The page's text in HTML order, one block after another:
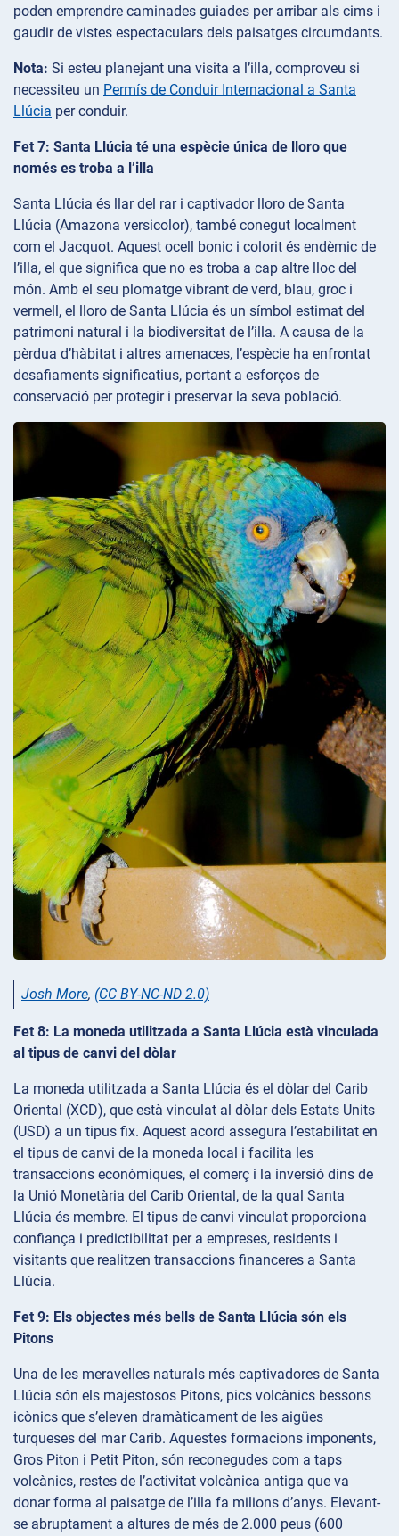
poden emprendre caminades guiades per arribar als cims i
gaudir de vistes espectaculars dels paisatges circumdants.
Nota: Si esteu planejant una visita a l’illa, comproveu si
necessiteu un Permís de Conduir Internacional a Santa
Llúcia per conduir.
Fet 7: Santa Llúcia té una espècie única de lloro que
només es troba a l’illa
Santa Llúcia és llar del rar i captivador lloro de Santa
Llúcia (Amazona versicolor), també conegut localment
com el Jacquot. Aquest ocell bonic i colorit és endèmic de
l’illa, el que significa que no es troba a cap altre lloc del
món. Amb el seu plomatge vibrant de verd, blau, groc i
vermell, el lloro de Santa Llúcia és un símbol estimat del
patrimoni natural i la biodiversitat de l’illa. A causa de la
pèrdua d’hàbitat i altres amenaces, l’espècie ha enfrontat
desafiaments significatius, portant a esforços de
conservació per protegir i preservar la seva població.
Josh More, (CC BY-NC-ND 2.0)
Fet 8: La moneda utilitzada a Santa Llúcia està vinculada
al tipus de canvi del dòlar
La moneda utilitzada a Santa Llúcia és el dòlar del Carib
Oriental (XCD), que està vinculat al dòlar dels Estats Units
(USD) a un tipus fix. Aquest acord assegura l’estabilitat en
el tipus de canvi de la moneda local i facilita les
transaccions econòmiques, el comerç i la inversió dins de
la Unió Monetària del Carib Oriental, de la qual Santa
Llúcia és membre. El tipus de canvi vinculat proporciona
confiança i predictibilitat per a empreses, residents i
visitants que realitzen transaccions financeres a Santa
Llúcia.
Fet 9: Els objectes més bells de Santa Llúcia són els
Pitons
Una de les meravelles naturals més captivadores de Santa
Llúcia són els majestosos Pitons, pics volcànics bessons
icònics que s’eleven dramàticament de les aigües
turqueses del mar Carib. Aquestes formacions imponents,
Gros Piton i Petit Piton, són reconegudes com a taps
volcànics, restes de l’activitat volcànica antiga que va
donar forma al paisatge de l’illa fa milions d’anys. Elevant-
se abruptament a altures de més de 2.000 peus (600